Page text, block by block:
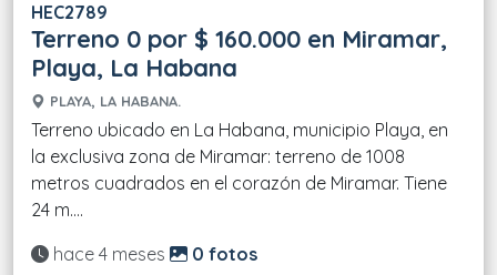
HEC2789
Terreno 0 por $ 160.000 en Miramar,
Playa, La Habana
PLAYA, LA HABANA.
Terreno ubicado en La Habana, municipio Playa, en
la exclusiva zona de Miramar: terreno de 1008
metros cuadrados en el corazón de Miramar. Tiene
24 m....
Actualizado:
hace 4 meses 0 fotos